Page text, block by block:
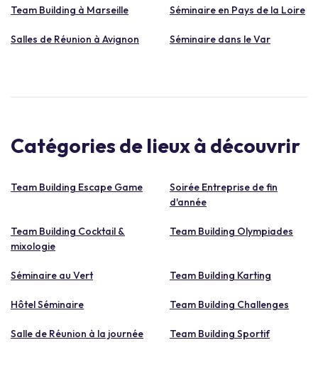
Team Building à Marseille Séminaire en Pays de la Loire
Salles de Réunion à Avignon Séminaire dans le Var
Catégories de lieux à découvrir
Team Building Escape Game
Soirée Entreprise de fin
d'année
Team Building Cocktail &
mixologie
Team Building Olympiades
Séminaire au Vert Team Building Karting
Hôtel Séminaire Team Building Challenges
Salle de Réunion à la journée Team Building Sportif